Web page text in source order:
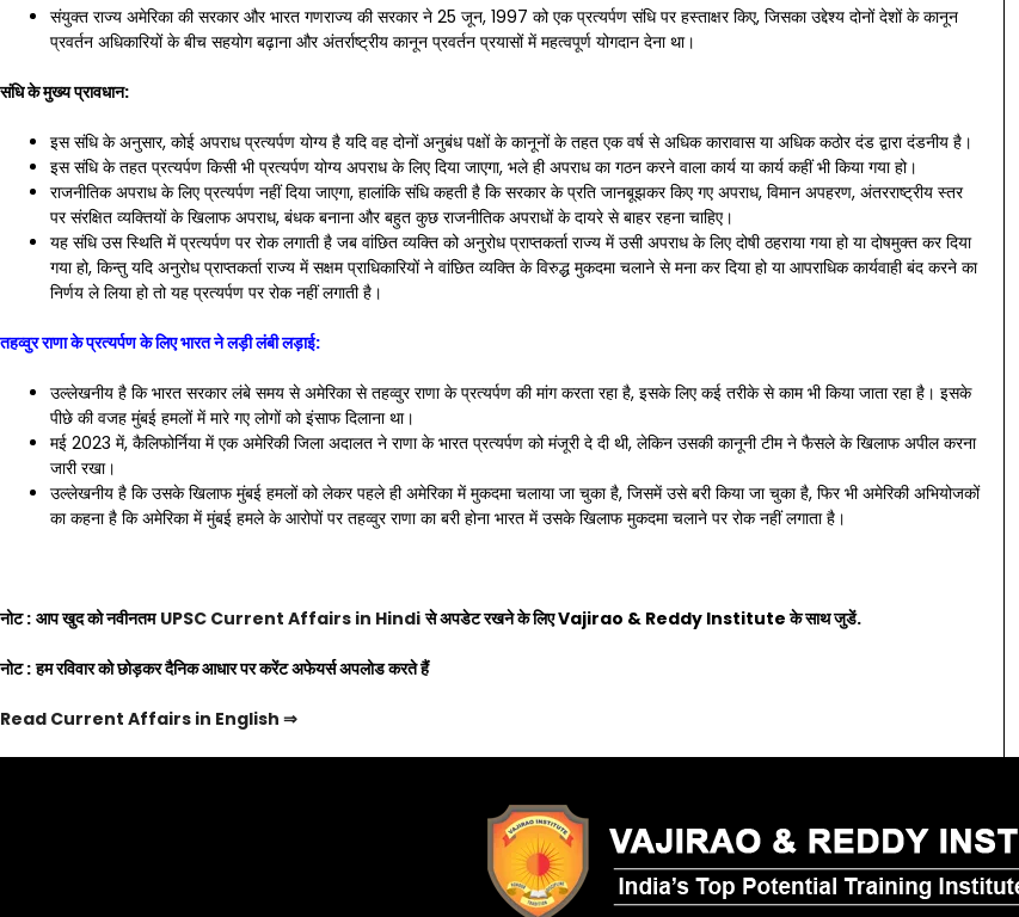
संयुक्त राज्य अमेरिका की सरकार और भारत गणराज्य की सरकार ने 25 जून, 1997 को एक प्रत्यर्पण संधि पर हस्ताक्षर किए, जिसका उद्देश्य दोनों देशों के कानून
प्रवर्तन अधिकारियों के बीच सहयोग बढ़ाना और अंतर्राष्ट्रीय कानून प्रवर्तन प्रयासों में महत्वपूर्ण योगदान देना था।
संधि के मुख्य प्रावधान:
इस संधि के अनुसार, कोई अपराध प्रत्यर्पण योग्य है यदि वह दोनों अनुबंध पक्षों के कानूनों के तहत एक वर्ष से अधिक कारावास या अधिक कठोर दंड द्वारा दंडनीय है।
इस संधि के तहत प्रत्यर्पण किसी भी प्रत्यर्पण योग्य अपराध के लिए दिया जाएगा, भले ही अपराध का गठन करने वाला कार्य या कार्य कहीं भी किया गया हो।
राजनीतिक अपराध के लिए प्रत्यर्पण नहीं दिया जाएगा, हालांकि संधि कहती है कि सरकार के प्रति जानबूझकर किए गए अपराध, विमान अपहरण, अंतरराष्ट्रीय स्तर
पर संरक्षित व्यक्तियों के खिलाफ अपराध, बंधक बनाना और बहुत कुछ राजनीतिक अपराधों के दायरे से बाहर रहना चाहिए।
यह संधि उस स्थिति में प्रत्यर्पण पर रोक लगाती है जब वांछित व्यक्ति को अनुरोध प्राप्तकर्ता राज्य में उसी अपराध के लिए दोषी ठहराया गया हो या दोषमुक्त कर दिया
गया हो, किन्तु यदि अनुरोध प्राप्तकर्ता राज्य में सक्षम प्राधिकारियों ने वांछित व्यक्ति के विरुद्ध मुकदमा चलाने से मना कर दिया हो या आपराधिक कार्यवाही बंद करने का
निर्णय ले लिया हो तो यह प्रत्यर्पण पर रोक नहीं लगाती है।
तहव्वुर राणा के प्रत्यर्पण के लिए भारत ने लड़ी लंबी लड़ाई:
उल्लेखनीय है कि भारत सरकार लंबे समय से अमेरिका से तहव्वुर राणा के प्रत्यर्पण की मांग करता रहा है, इसके लिए कई तरीके से काम भी किया जाता रहा है। इसके
पीछे की वजह मुंबई हमलों में मारे गए लोगों को इंसाफ दिलाना था।
मई 2023 में, कैलिफोर्निया में एक अमेरिकी जिला अदालत ने राणा के भारत प्रत्यर्पण को मंजूरी दे दी थी, लेकिन उसकी कानूनी टीम ने फैसले के खिलाफ अपील करना
जारी रखा।
उल्लेखनीय है कि उसके खिलाफ मुंबई हमलों को लेकर पहले ही अमेरिका में मुकदमा चलाया जा चुका है, जिसमें उसे बरी किया जा चुका है, फिर भी अमेरिकी अभियोजकों
का कहना है कि अमेरिका में मुंबई हमले के आरोपों पर तहव्वुर राणा का बरी होना भारत में उसके खिलाफ मुकदमा चलाने पर रोक नहीं लगाता है।
नोट : आप खुद को नवीनतम UPSC Current Affairs in Hindi से अपडेट रखने के लिएVajirao & Reddy Instituteके साथ जुडें.
नोट : हम रविवार को छोड़कर दैनिक आधार पर करेंट अफेयर्स अपलोड करते हैं
Read Current Affairs in English ⇒